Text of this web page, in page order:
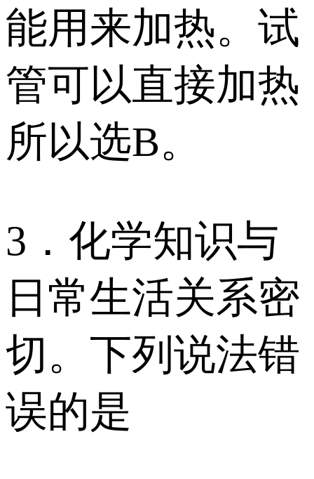
能用来加热。试
管可以直接加热
所以选B。
3．化学知识与
日常生活关系密
切。下列说法错
误的是